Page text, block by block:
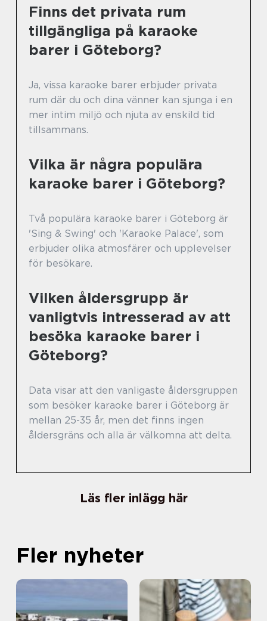
Finns det privata rum
tillgängliga på karaoke
barer i Göteborg?
Ja, vissa karaoke barer erbjuder privata
rum där du och dina vänner kan sjunga i en
mer intim miljö och njuta av enskild tid
tillsammans.
Vilka är några populära
karaoke barer i Göteborg?
Två populära karaoke barer i Göteborg är
'Sing & Swing' och 'Karaoke Palace', som
erbjuder olika atmosfärer och upplevelser
för besökare.
Vilken åldersgrupp är
vanligtvis intresserad av att
besöka karaoke barer i
Göteborg?
Data visar att den vanligaste åldersgruppen
som besöker karaoke barer i Göteborg är
mellan 25-35 år, men det finns ingen
åldersgräns och alla är välkomna att delta.
Läs fler inlägg här
Fler nyheter